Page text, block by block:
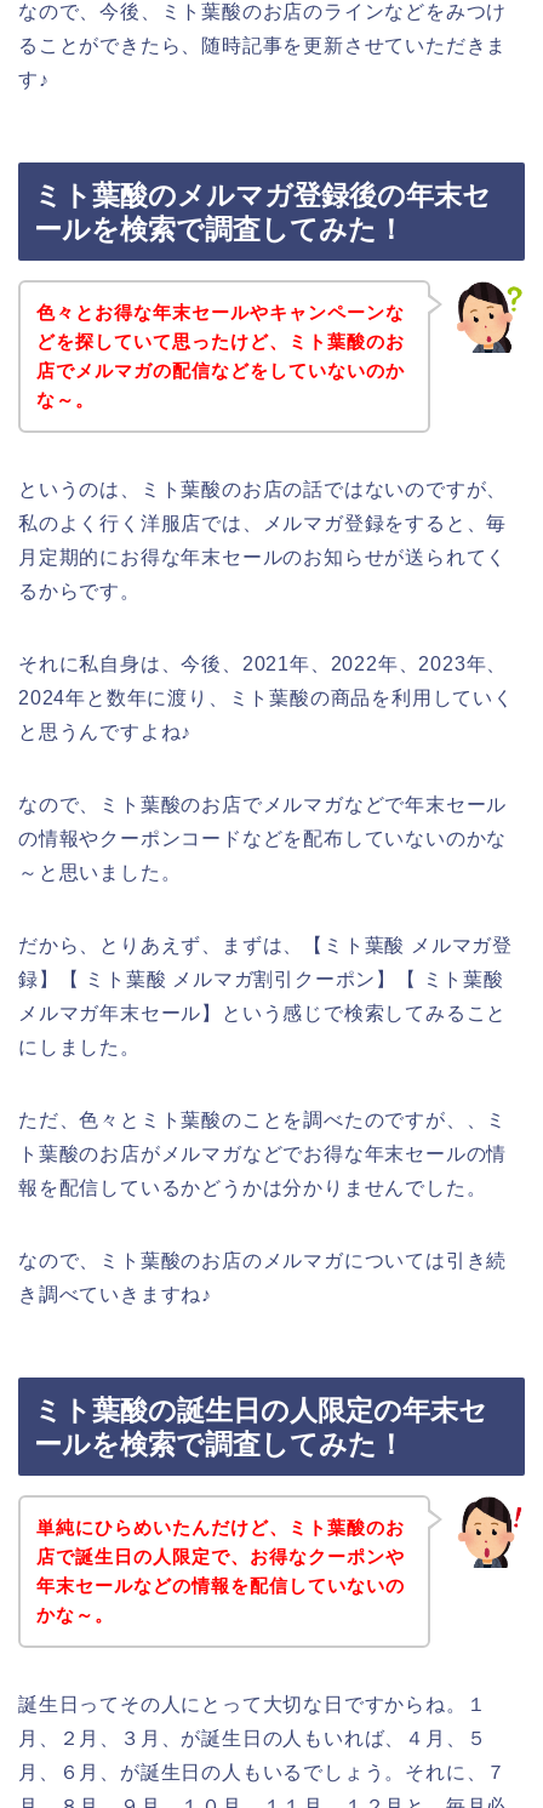
なので、今後、ミト葉酸のお店のラインなどをみつけ
ることができたら、随時記事を更新させていただきま
す♪
ミト葉酸のメルマガ登録後の年末セ
ールを検索で調査してみた！
色々とお得な年末セールやキャンペーンな
どを探していて思ったけど、ミト葉酸のお
店でメルマガの配信などをしていないのか
な～。
というのは、ミト葉酸のお店の話ではないのですが、
私のよく行く洋服店では、メルマガ登録をすると、毎
月定期的にお得な年末セールのお知らせが送られてく
るからです。
それに私自身は、今後、2021年、2022年、2023年、
2024年と数年に渡り、ミト葉酸の商品を利用していく
と思うんですよね♪
なので、ミト葉酸のお店でメルマガなどで年末セール
の情報やクーポンコードなどを配布していないのかな
～と思いました。
だから、とりあえず、まずは、【ミト葉酸 メルマガ登
録】【 ミト葉酸 メルマガ割引クーポン】【 ミト葉酸
メルマガ年末セール】という感じで検索してみること
にしました。
ただ、色々とミト葉酸のことを調べたのですが、、ミ
ト葉酸のお店がメルマガなどでお得な年末セールの情
報を配信しているかどうかは分かりませんでした。
なので、ミト葉酸のお店のメルマガについては引き続
き調べていきますね♪
ミト葉酸の誕生日の人限定の年末セ
ールを検索で調査してみた！
単純にひらめいたんだけど、ミト葉酸のお
店で誕生日の人限定で、お得なクーポンや
年末セールなどの情報を配信していないの
かな～。
誕生日ってその人にとって大切な日ですからね。１
月、２月、３月、が誕生日の人もいれば、４月、５
月、６月、が誕生日の人もいるでしょう。それに、７